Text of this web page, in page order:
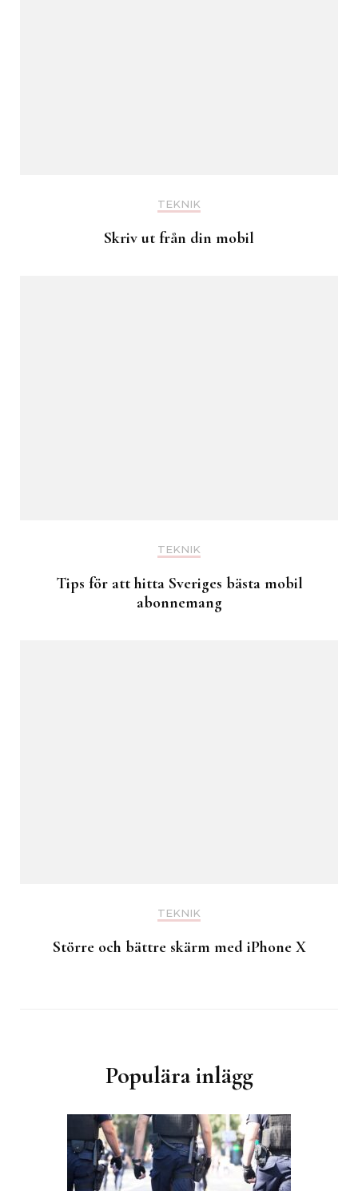
TEKNIK
Skriv ut från din mobil
TEKNIK
Tips för att hitta Sveriges bästa mobil
abonnemang
TEKNIK
Större och bättre skärm med iPhone X
Populära inlägg